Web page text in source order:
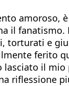
amoroso,
il fanatismo.
torturati e
ferito
il
riflessione